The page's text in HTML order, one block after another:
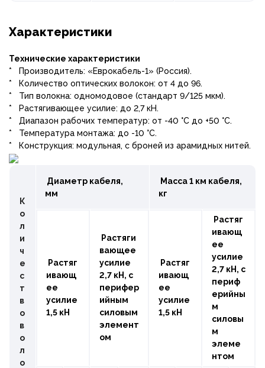
Характеристики
Технические характеристики
* Производитель: «Еврокабель-1» (Россия).
* Количество оптических волокон: от 4 до 96.
* Тип волокна: одномодовое (стандарт 9/125 мкм).
* Растягивающее усилие: до 2,7 кН.
* Диапазон рабочих температур: от -40 °С до +50 °С.
* Температура монтажа: до -10 °С.
* Конструкция: модульная, с броней из арамидных нитей.
К
о
л
и
ч
е
с
т
в
о
в
о
л
о
Диаметр кабеля,
мм
Масса 1 км кабеля,
кг
Растяг
ивающ
ее
усилие
1,5 кН
Растяги
вающее
усилие
2,7 кН, с
перифер
ийным
силовым
элемент
ом
Растяг
ивающ
ее
усилие
1,5 кН
Растяг
ивающ
ее
усилие
2,7 кН, с
периф
ерийны
м
силовы
м
элеме
нтом